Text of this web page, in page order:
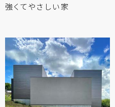
強くてやさしい家